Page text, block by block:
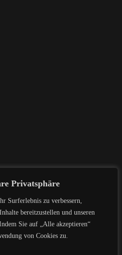
Privatsphäre
Surferlebnis zu verbessern,
bereitzustellen und unseren
Sie auf „Alle akzeptieren“
von Cookies zu.